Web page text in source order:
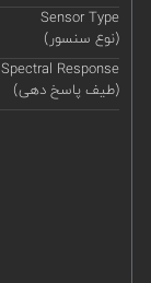
Sensor Type
(نوع سنسور)
Spectral Response
(طیف پاسخ دهی)